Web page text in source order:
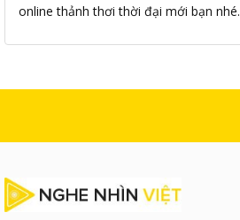
online thảnh thơi thời đại mới bạn nhé.